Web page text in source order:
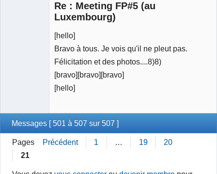
Re : Meeting FP#5 (au
Luxembourg)
[hello]
Bravo à tous. Je vois qu'il ne pleut pas.
Félicitation et des photos....8)8)
[bravo][bravo][bravo]
[hello]
Messages [ 501 à 507 sur 507 ]
Pages Précédent 1 … 19
20
21